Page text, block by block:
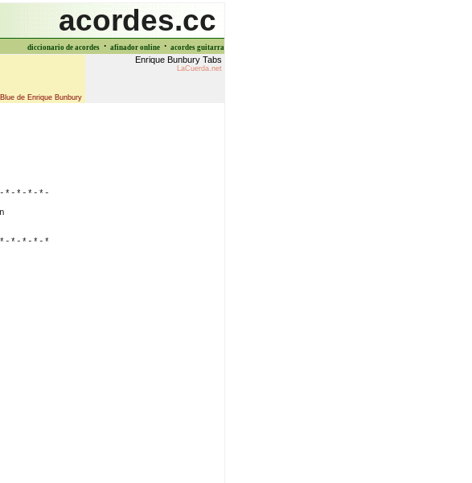
acordes.cc
diccionario de acordes · afinador online · acordes guitarra
Enrique Bunbury Tabs
LaCuerda.net
de Enrique Bunbury
*-*-*-*-
*-*-*-*